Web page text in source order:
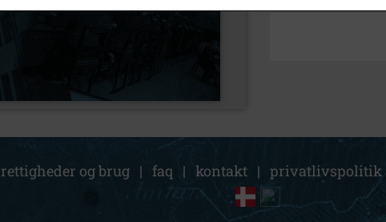
rettigheder og brug | faq | kontakt | privatlivspolitik